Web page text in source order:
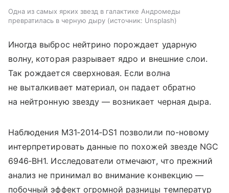
Одна из самых ярких звезд в галактике Андромеды
превратилась в черную дыру
источник: Unsplash
Иногда выброс нейтрино порождает ударную
волну, которая разрывает ядро и внешние слои.
Так рождается сверхновая. Если волна
не выталкивает материал, он падает обратно
на нейтронную звезду — возникает черная дыра.
Наблюдения M31‑2014‑DS1 позволили по-новому
интерпретировать данные по похожей звезде NGC
6946‑BH1. Исследователи отмечают, что прежний
анализ не принимал во внимание конвекцию —
побочный эффект огромной разницы температур